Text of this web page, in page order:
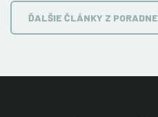
ĎALŠIE ČLÁNKY Z PORADNE